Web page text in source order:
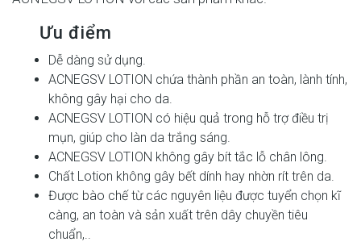
Ưu điểm
Dễ dàng sử dụng.
ACNEGSV LOTION chứa thành phần an toàn, lành tính,
không gây hại cho da.
ACNEGSV LOTION có hiệu quả trong hỗ trợ điều trị
mụn, giúp cho làn da trắng sáng.
ACNEGSV LOTION không gây bít tắc lỗ chân lông.
Chất Lotion không gây bết dính hay nhờn rít trên da.
Được bào chế từ các nguyên liệu được tuyển chọn kĩ
càng, an toàn và sản xuất trên dây chuyền tiêu
chuẩn,..